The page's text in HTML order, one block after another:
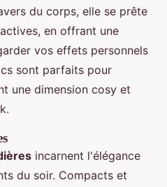
du corps, elle se prête
en offrant une
vos effets personnels
sont parfaits pour
une dimension cosy et
incarnent l'élégance
du soir. Compacts et